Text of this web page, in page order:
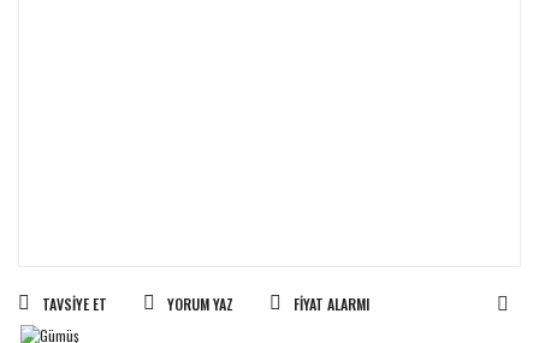
TAVSIYE ET YORUM YAZ FIYAT ALARMI